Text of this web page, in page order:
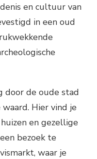
en cultuur van
in een oud
door de oude stad
Hier vind je
en gezellige
bezoek te
waar je